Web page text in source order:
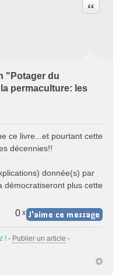
"Potager du
permaculture: les
Citer
ce livre...et pourtant cette
décennies!!
donnée(s) par
démocratiseront plus cette
0 x
! - Publier un article -